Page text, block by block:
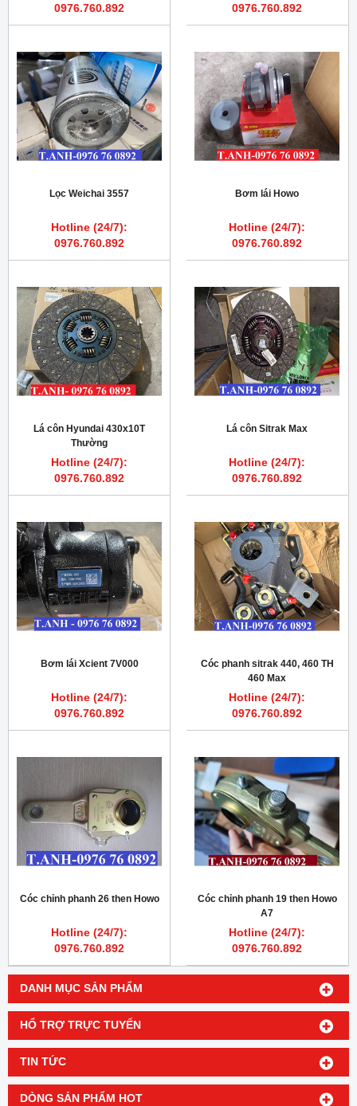
DANH MỤC SẢN PHẨM
HỔ TRỢ TRỰC TUYẾN
TIN TỨC
DÒNG SẢN PHẨM HOT
0976.760.892
0976.760.892
Lọc Weichai 3557
Hotline (24/7):
0976.760.892
Bơm lái Howo
Hotline (24/7):
0976.760.892
Lá côn Hyundai 430x10T
Thường
Hotline (24/7):
0976.760.892
Lá côn Sitrak Max
Hotline (24/7):
0976.760.892
Bơm lái Xcient 7V000
Hotline (24/7):
0976.760.892
Cóc phanh sitrak 440, 460 TH
460 Max
Hotline (24/7):
0976.760.892
Cóc chỉnh phanh 26 then Howo
Hotline (24/7):
0976.760.892
Cóc chỉnh phanh 19 then Howo
A7
Hotline (24/7):
0976.760.892